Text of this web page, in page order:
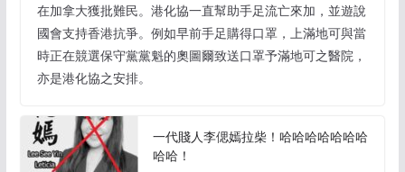
在加拿大獲批難民。港化協一直幫助手足流亡來加，並遊說
國會支持香港抗爭。例如早前手足購得口罩，上滿地可與當
時正在競選保守黨黨魁的奧圖爾致送口罩予滿地可之醫院，
亦是港化協之安排。
一代賤人李偲嫣拉柴！哈哈哈哈哈哈哈
哈哈！